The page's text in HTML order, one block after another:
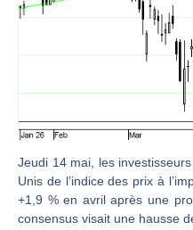
Jeudi 14 mai, les
Unis de l’indice des prix à
+1,9 % en avril après une
consensus visait une hausse